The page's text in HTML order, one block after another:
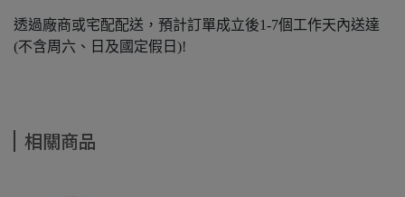
透過廠商或宅配配送，預計訂單成立後1-7個工作天內送達
(不含周六、日及國定假日)!
相關商品